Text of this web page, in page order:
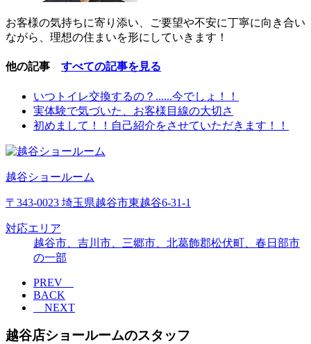
お客様の気持ちに寄り添い、ご要望や不安に丁寧に向き合い
ながら、理想の住まいを形にしていきます！
他の記事 すべての記事を見る
いつトイレ交換するの？......今でしょ！！
実体験で気づいた、お客様目線の大切さ
初めまして！！自己紹介をさせていただきます！！
越谷ショールーム
〒343-0023 埼玉県越谷市東越谷6-31-1
対応エリア
越谷市、吉川市、三郷市、北葛飾郡松伏町、春日部市
の一部
PREV
BACK
NEXT
越谷店ショールームのスタッフ